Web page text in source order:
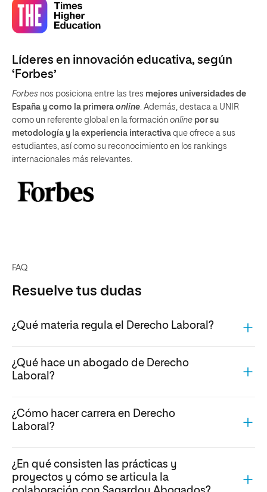
Líderes en innovación educativa, según
‘Forbes’
Forbes nos posiciona entre las tres mejores universidades de
España y como la primera online. Además, destaca a UNIR
como un referente global en la formación online por su
metodología y la experiencia interactiva que ofrece a sus
estudiantes, así como su reconocimiento en los rankings
internacionales más relevantes.
FAQ
Resuelve tus dudas
¿Qué materia regula el Derecho Laboral?
¿Qué hace un abogado de Derecho
Laboral?
¿Cómo hacer carrera en Derecho
Laboral?
¿En qué consisten las prácticas y
proyectos y cómo se articula la